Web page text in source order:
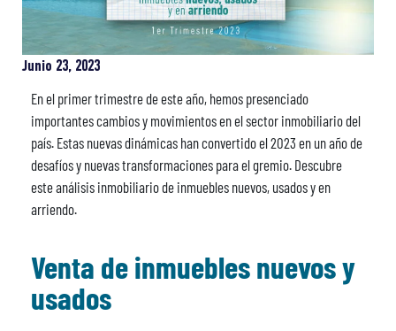
Junio 23, 2023
En el primer trimestre de este año, hemos presenciado
importantes cambios y movimientos en el sector inmobiliario del
país. Estas nuevas dinámicas han convertido el 2023 en un año de
desafíos y nuevas transformaciones para el gremio. Descubre
este análisis inmobiliario de inmuebles nuevos, usados y en
arriendo.
Venta de inmuebles nuevos y
usados